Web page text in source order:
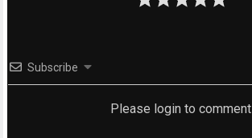
Subscribe
Please login to comment